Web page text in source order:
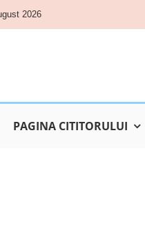
2026
PAGINA CITITORULUI